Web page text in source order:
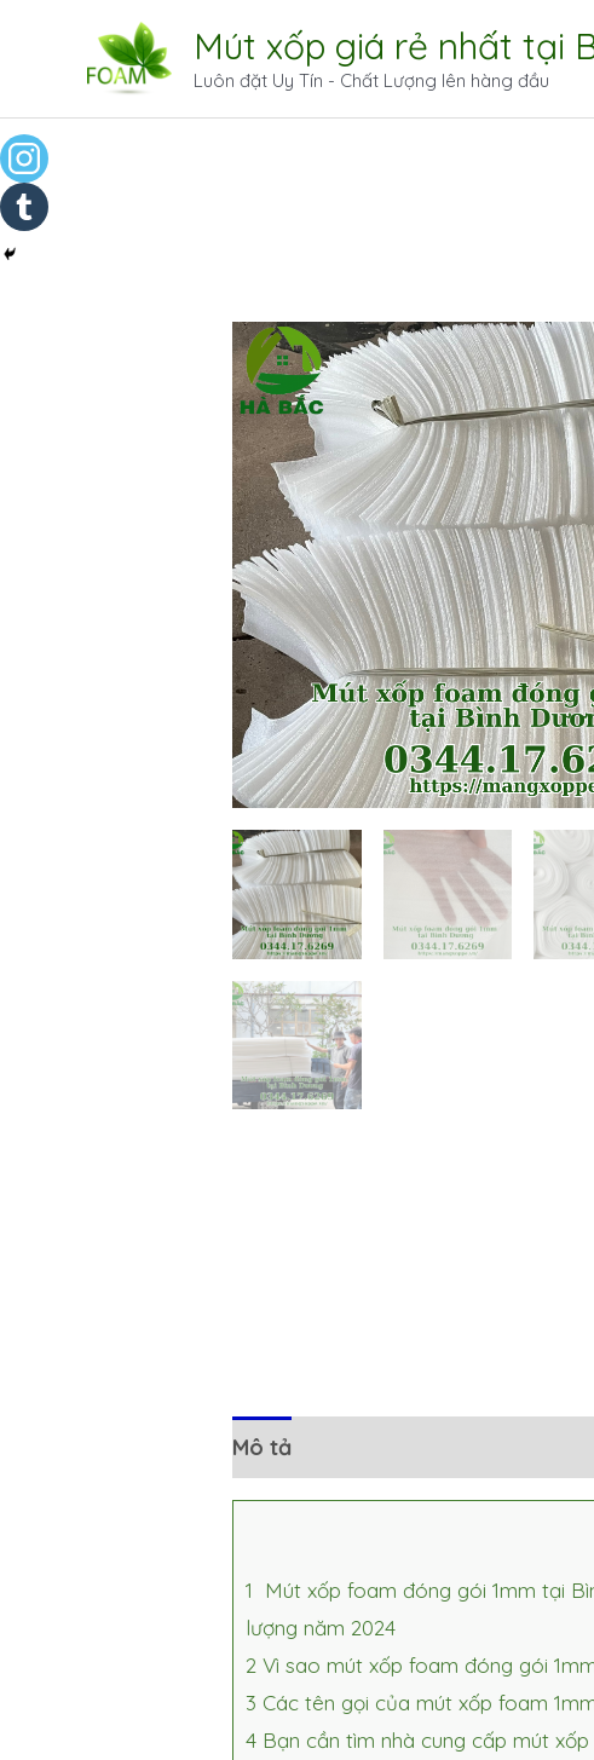
Mút xốp giá rẻ nhất tại
Luôn đặt Uy Tín - Chất Lượng lên hàng đầu
Mô tả
1 Mút xốp foam đóng gói 1mm tại
lượng năm 2024
2 Vì sao mút xốp foam đóng gói
3 Các tên gọi của mút xốp foam
4 Bạn cần tìm nhà cung cấp mút